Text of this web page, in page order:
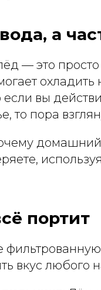
а
— это
охладить
вы
то пора
портит
вкус любого